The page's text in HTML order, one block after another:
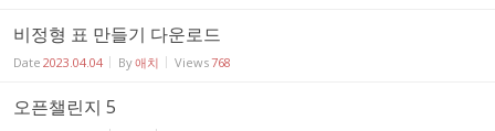
비정형 표 만들기 다운로드
Date 2023.04.04 By애치 Views768
오픈챌린지 5